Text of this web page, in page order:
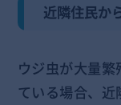
近隣住民か
ウジ虫が大量
ている場合、